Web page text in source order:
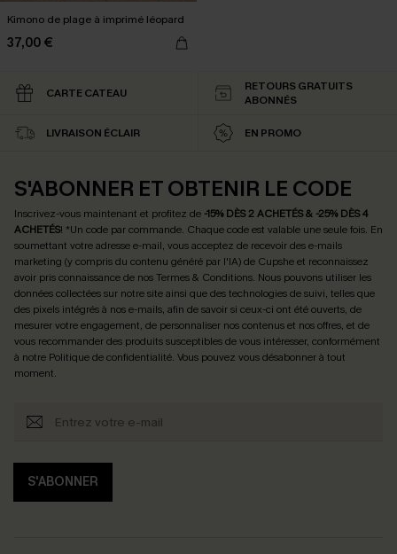
Kimono de plage à imprimé léopard
37,00 €
CARTE CATEAU
RETOURS GRATUITS
ABONNÉS
LIVRAISON ÉCLAIR EN PROMO
S'ABONNER ET OBTENIR LE CODE
Inscrivez-vous maintenant et profitez de -15% DÈS 2 ACHETÉS & -25% DÈS 4
ACHETÉS! *Un code par commande. Chaque code est valable une seule fois. En
soumettant votre adresse e-mail, vous acceptez de recevoir des e-mails
marketing (y compris du contenu généré par l'IA) de Cupshe et reconnaissez
avoir pris connaissance de nosTermes & Conditions. Nous pouvons utiliser les
données collectées sur notre site ainsi que des technologies de suivi, telles que
des pixels intégrés à nos e-mails, afin de savoir si ceux-ci ont été ouverts, de
mesurer votre engagement, de personnaliser nos contenus et nos offres, et de
vous recommander des produits susceptibles de vous intéresser, conformément
à notre Politique de confidentialité. Vous pouvez vous désabonner à tout
moment.
S'ABONNER